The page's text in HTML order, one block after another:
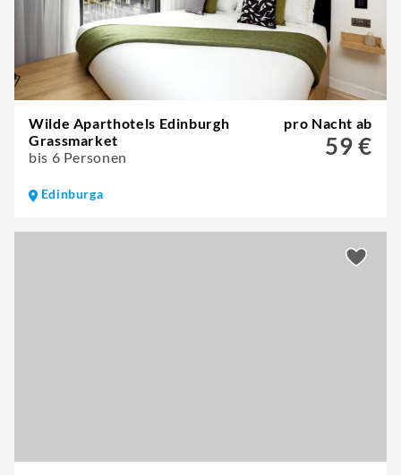
Wilde Aparthotels Edinburgh
Grassmarket
bis 6 Personen
pro Nacht ab
59 €
Edinburga